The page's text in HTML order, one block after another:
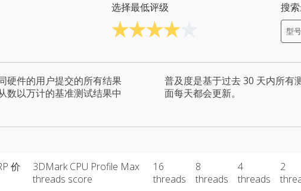
选择最低评级 搜
硬件的用户提交的所有结果
数以万计的基准测试结果中
普及度是基于过去 30 天内所有
面每天都会更新。
价
3DMark CPU Profile Max
threads score
16
threads
8
threads
4
threads
2